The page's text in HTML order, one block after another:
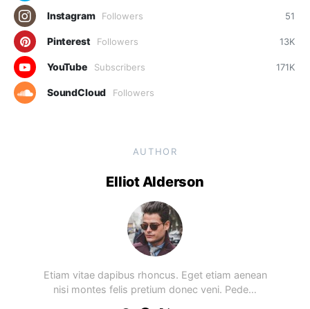
Instagram 51
Followers
Pinterest 13K
Followers
YouTube 171K
Subscribers
SoundCloud Followers
AUTHOR
Elliot Alderson
Etiam vitae dapibus rhoncus. Eget etiam aenean
nisi montes felis pretium donec veni. Pede…